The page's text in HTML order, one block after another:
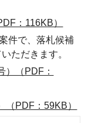
：116KB）
件で、落札候補
ただきます。
）（PDF：
（PDF：59KB）